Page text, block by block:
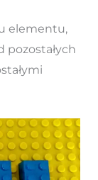
elementu,
pozostałych